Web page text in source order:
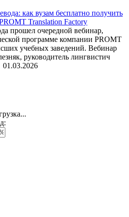
как вузам бесплатно получить
Translation Factory
прошел очередной вебинар,
программе компании PROMT
учебных заведений. Вебинар
руководитель лингвистич
01.03.2026